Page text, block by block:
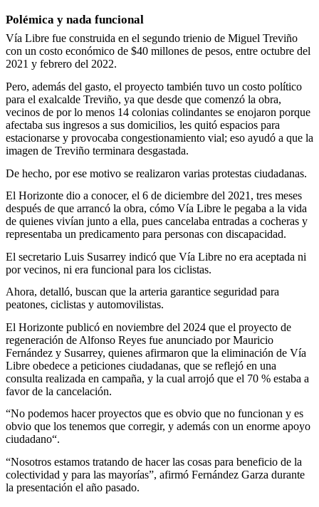
Polémica y nada funcional
Vía Libre fue construida en el segundo trienio de Miguel Treviño
con un costo económico de $40 millones de pesos, entre octubre del
2021 y febrero del 2022.
Pero, además del gasto, el proyecto también tuvo un costo político
para el exalcalde Treviño, ya que desde que comenzó la obra,
vecinos de por lo menos 14 colonias colindantes se enojaron porque
afectaba sus ingresos a sus domicilios, les quitó espacios para
estacionarse y provocaba congestionamiento vial; eso ayudó a que la
imagen de Treviño terminara desgastada.
De hecho, por ese motivo se realizaron varias protestas ciudadanas.
El Horizonte dio a conocer, el 6 de diciembre del 2021, tres meses
después de que arrancó la obra, cómo Vía Libre le pegaba a la vida
de quienes vivían junto a ella, pues cancelaba entradas a cocheras y
representaba un predicamento para personas con discapacidad.
El secretario Luis Susarrey indicó que Vía Libre no era aceptada ni
por vecinos, ni era funcional para los ciclistas.
Ahora, detalló, buscan que la arteria garantice seguridad para
peatones, ciclistas y automovilistas.
El Horizonte publicó en noviembre del 2024 que el proyecto de
regeneración de Alfonso Reyes fue anunciado por Mauricio
Fernández y Susarrey, quienes afirmaron que la eliminación de Vía
Libre obedece a peticiones ciudadanas, que se reflejó en una
consulta realizada en campaña, y la cual arrojó que el 70 % estaba a
favor de la cancelación.
“No podemos hacer proyectos que es obvio que no funcionan y es
obvio que los tenemos que corregir, y además con un enorme apoyo
ciudadano“.
“Nosotros estamos tratando de hacer las cosas para beneficio de la
colectividad y para las mayorías”, afirmó Fernández Garza durante
la presentación el año pasado.